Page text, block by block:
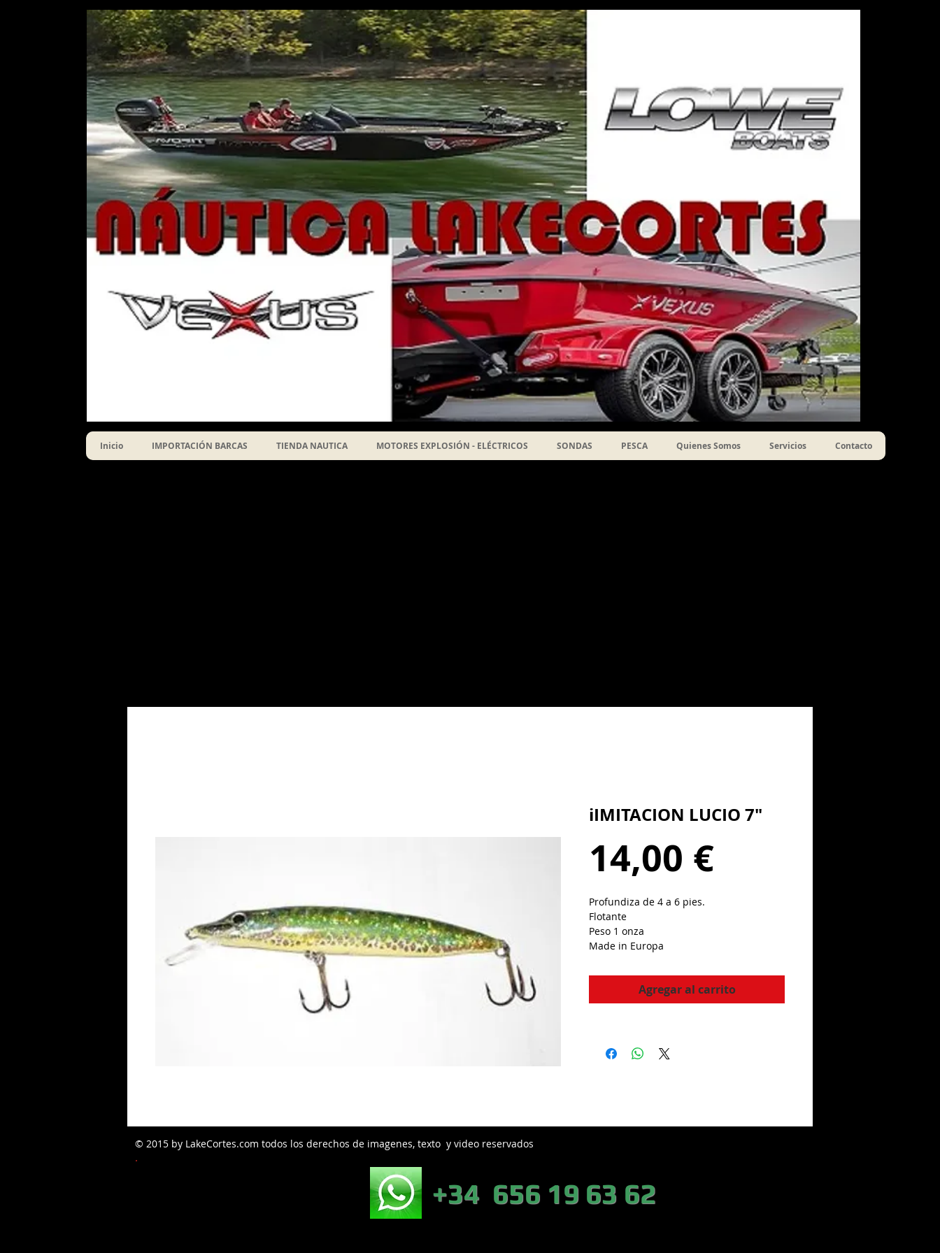
Inicio IMPORTACIÓN BARCAS TIENDA NAUTICA MOTORES EXPLOSIÓN - ELÉCTRICOS SONDAS PESCA Quienes Somos Servicios Contacto
iIMITACION LUCIO 7"
14,00 €Precio
Profundiza de 4 a 6 pies.
Flotante
Peso 1 onza
Made in Europa
Agregar al carrito
© 2015 by LakeCortes.com todos los derechos de imagenes, texto y video reservados
+34 656 19 63 62